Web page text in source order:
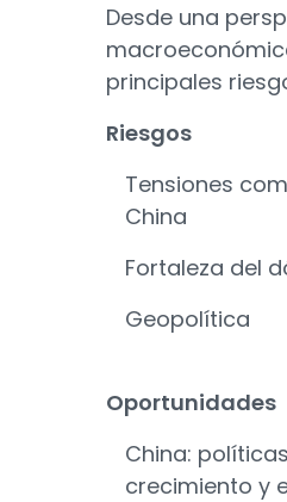
Desde una
principales
Riesgos
Tensiones
China
Fortaleza del
Geopolítica
Oportunidades
China:
crecimiento y